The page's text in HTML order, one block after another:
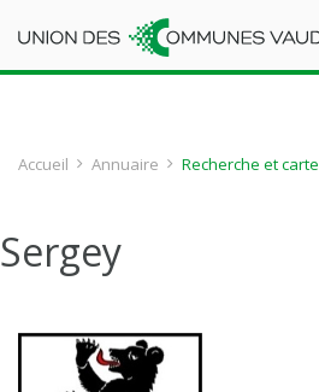
Accueil Annuaire Recherche et carte
Sergey